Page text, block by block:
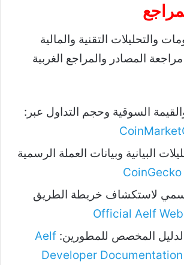
والتحليلات التقنية والمالية
المصادر والمراجع الغربية
السوقية وحجم التداول عبر:
البيانية وبيانات العملة الرسمية
لاستكشاف خريطة الطريق
Official Aelf
والدليل المخصص للمطورين: Aelf
Developer